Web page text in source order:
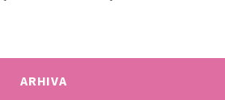
ARHIVA